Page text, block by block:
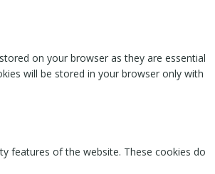
on your browser as they are essential
will be stored in your browser only with
features of the website. These cookies do